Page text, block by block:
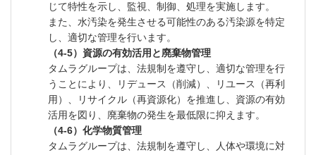
じて特性を示し、監視、制御、処理を実施します。
また、水汚染を発生させる可能性のある汚染源を特定
し、適切な管理を行います。
（4-5）資源の有効活用と廃棄物管理
タムラグループは、法規制を遵守し、適切な管理を行
うことにより、リデュース（削減）、リユース（再利
用）、リサイクル（再資源化）を推進し、資源の有効
活用を図り、廃棄物の発生を最低限に抑えます。
（4-6）化学物質管理
タムラグループは、法規制を遵守し、人体や環境に対